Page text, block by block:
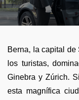
Berna, la capital
los turistas,
Ginebra y Zúrich.
esta magnífica